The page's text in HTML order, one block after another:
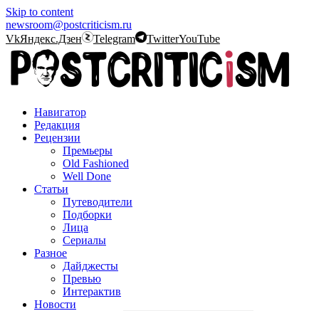
Skip to content
newsroom@postcriticism.ru
VkЯндекс.Дзен Telegram TwitterYouTube
Навигатор
Редакция
Рецензии
Премьеры
Old Fashioned
Well Done
Статьи
Путеводители
Подборки
Лица
Сериалы
Разное
Дайджесты
Превью
Интерактив
Новости